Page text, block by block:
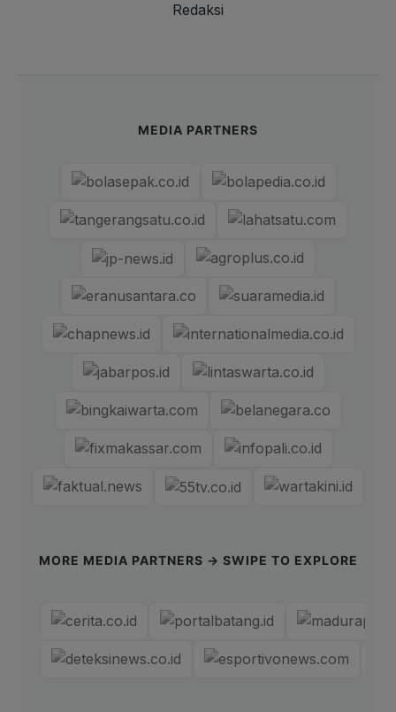
Redaksi
MEDIA PARTNERS
MORE MEDIA PARTNERS → SWIPE TO EXPLORE